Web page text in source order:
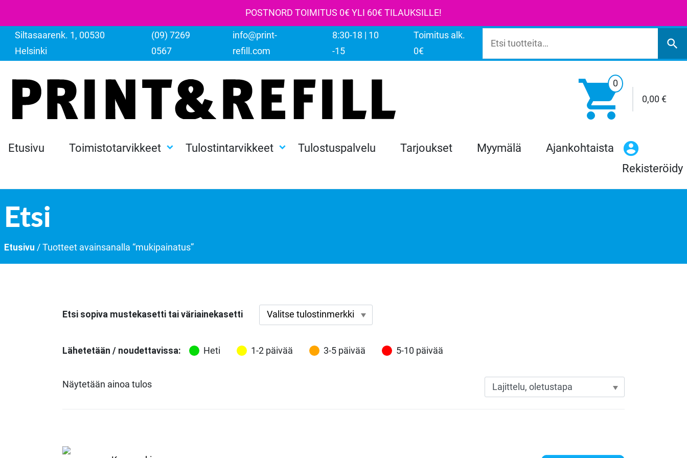
POSTNORD TOIMITUS 0€ YLI 60€ TILAUKSILLE!
Siltasaarenk. 1, 00530
Helsinki
(09) 7269
0567
info@print-
refill.com
8:30-18 | 10
-15
Toimitus alk.
0€
search

0
0,00 €
Etusivu Toimistotarvikkeet Tulostintarvikkeet Tulostuspalvelu Tarjoukset Myymälä
Ajankohtaista
Rekisteröidy
Etsi
Etusivu / Tuotteet avainsanalla “mukipainatus”
Etsi sopiva mustekasetti tai väriainekasetti
Lähetetään / noudettavissa: Heti 1-2 päivää 3-5 päivää 5-10 päivää
Näytetään ainoa tulos